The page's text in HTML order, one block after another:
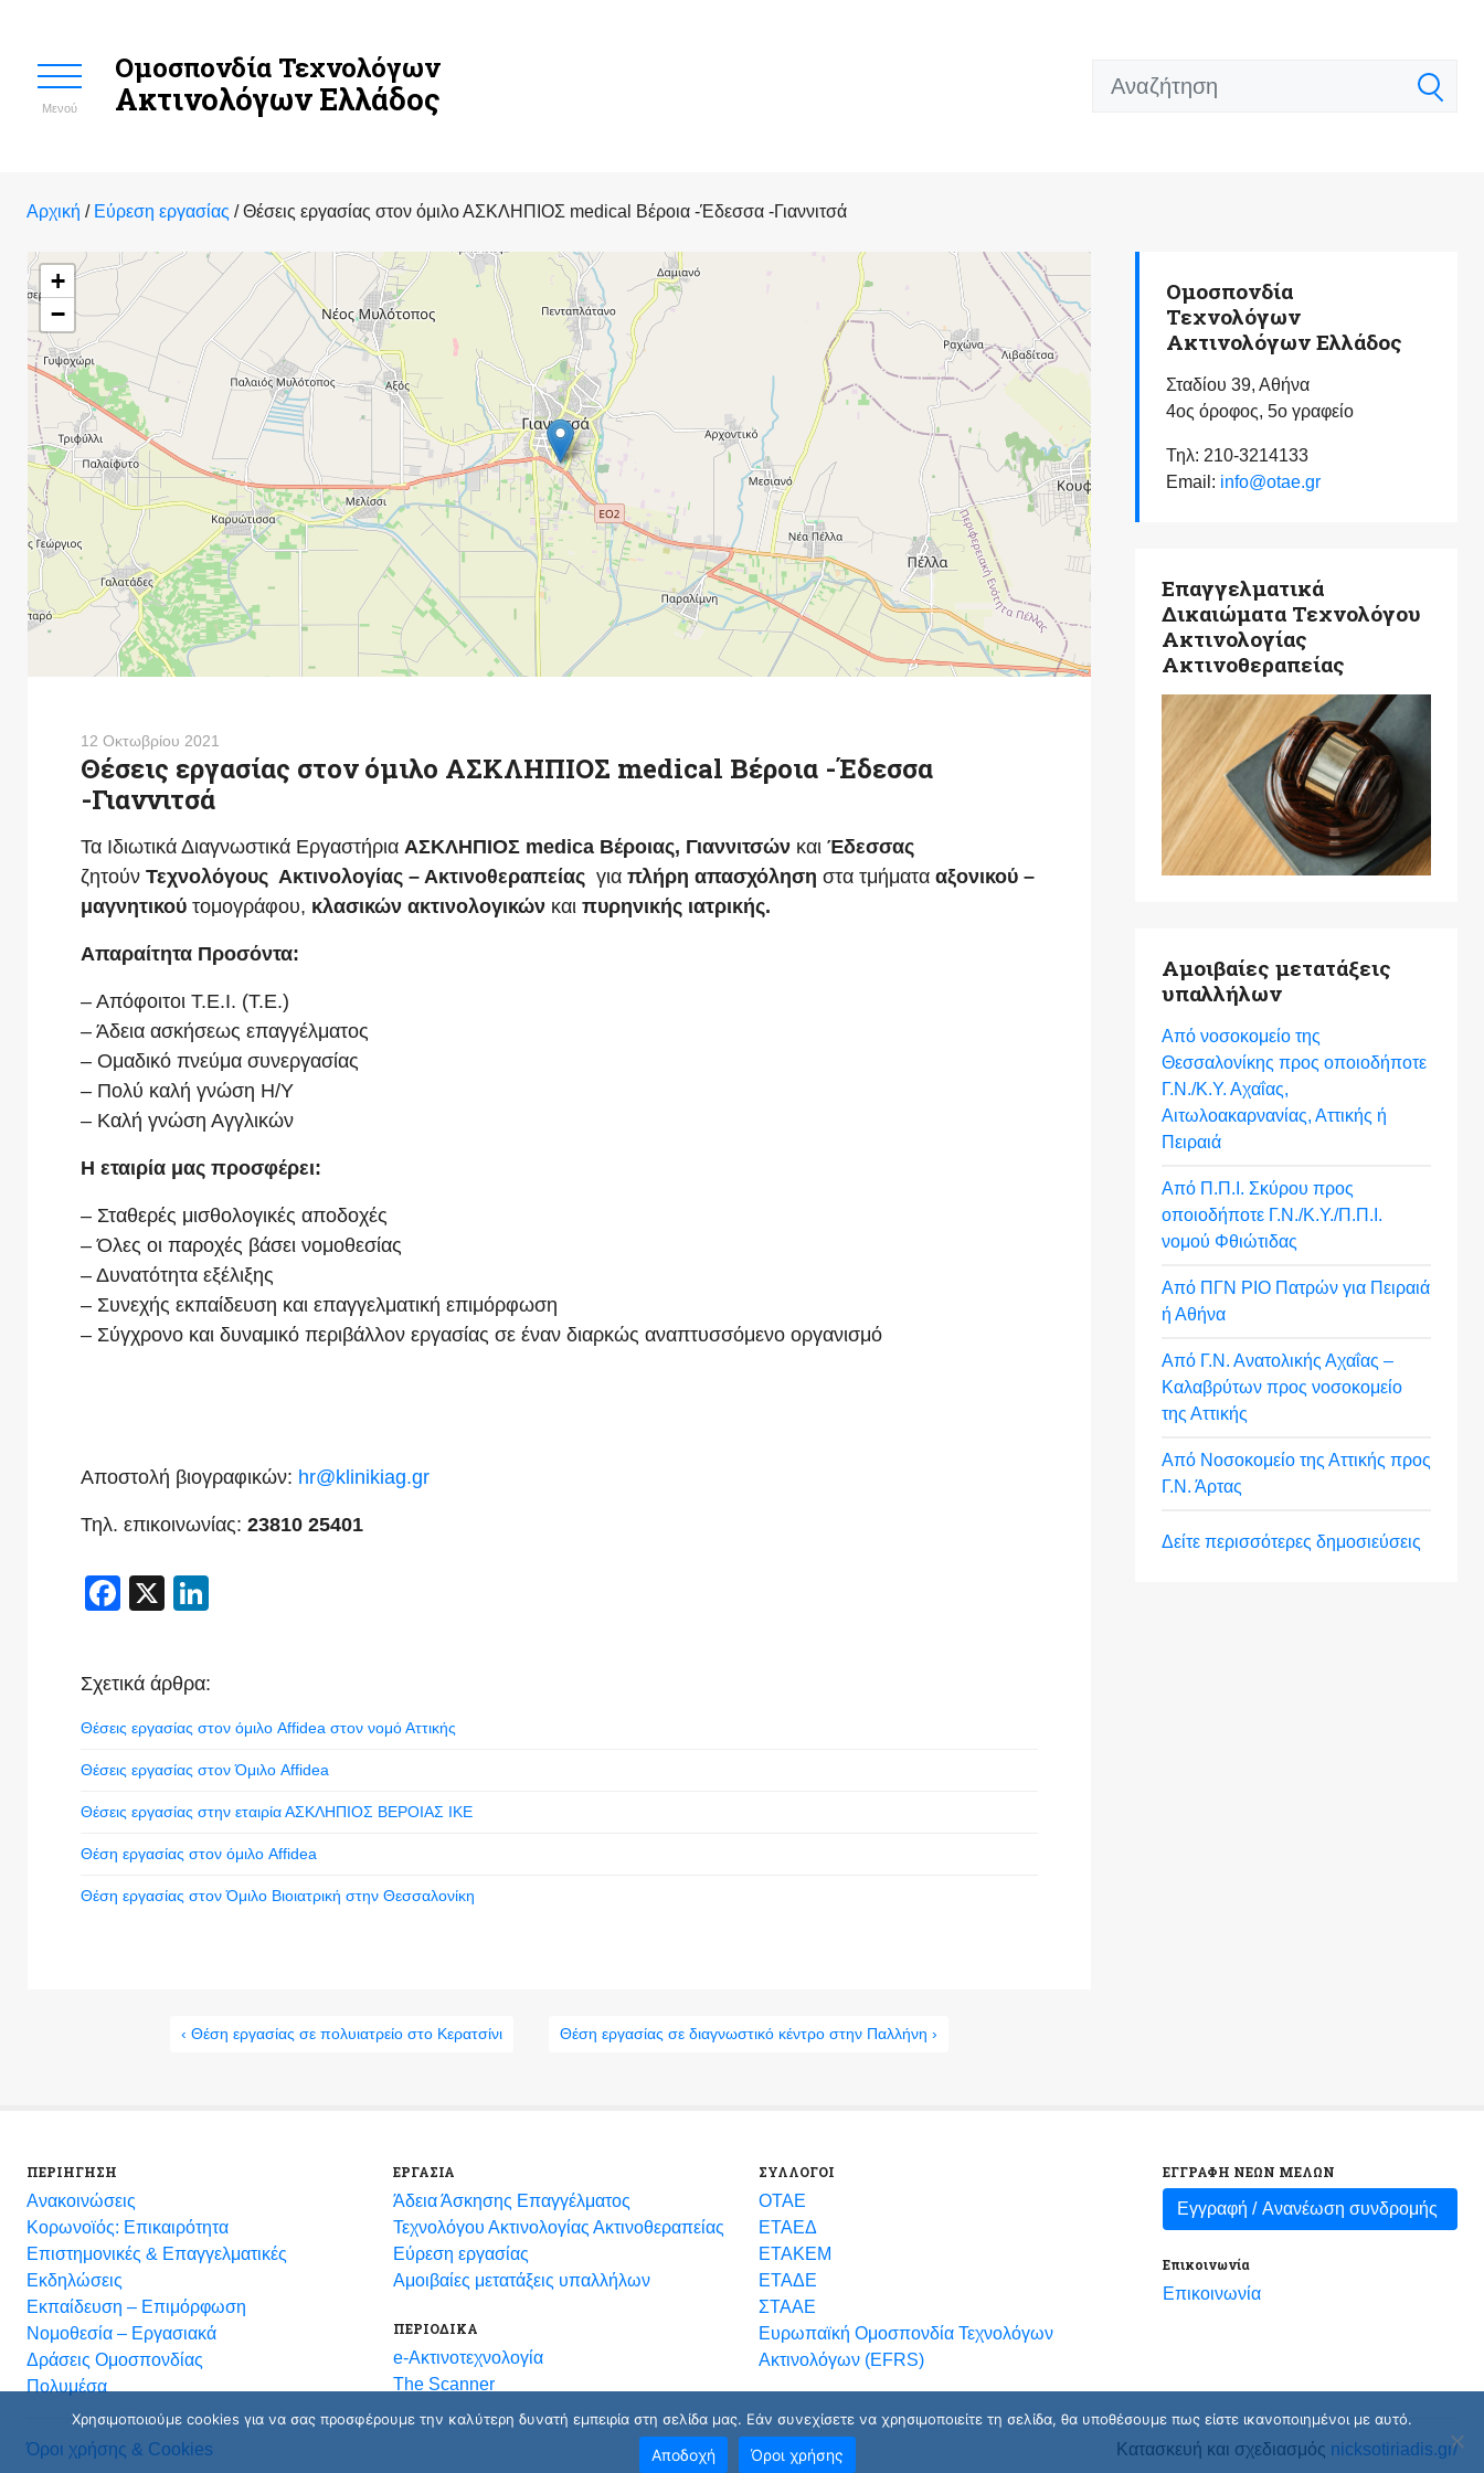
Μενού
Ομοσπονδία Τεχνολόγων
Ακτινολόγων Ελλάδος
Αρχική / Εύρεση εργασίας /Θέσεις εργασίας στον όμιλο ΑΣΚΛΗΠΙΟΣ medical Βέροια -Έδεσσα -Γιαννιτσά
+
−
12 Οκτωβρίου 2021
Θέσεις εργασίας στον όμιλο ΑΣΚΛΗΠΙΟΣ medical Βέροια -Έδεσσα
-Γιαννιτσά
Τα Ιδιωτικά Διαγνωστικά Εργαστήρια ΑΣΚΛΗΠΙΟΣ medica Βέροιας, Γιαννιτσών και Έδεσσας
ζητούν Τεχνολόγους Ακτινολογίας – Ακτινοθεραπείας για πλήρη απασχόληση στα τμήματα αξονικού –
μαγνητικού τομογράφου, κλασικών ακτινολογικών και πυρηνικής ιατρικής.
Απαραίτητα Προσόντα:
– Απόφοιτοι Τ.Ε.Ι. (Τ.Ε.)
– Άδεια ασκήσεως επαγγέλματος
– Ομαδικό πνεύμα συνεργασίας
– Πολύ καλή γνώση Η/Υ
– Καλή γνώση Αγγλικών
Η εταιρία μας προσφέρει:
– Σταθερές μισθολογικές αποδοχές
– Όλες οι παροχές βάσει νομοθεσίας
– Δυνατότητα εξέλιξης
– Συνεχής εκπαίδευση και επαγγελματική επιμόρφωση
– Σύγχρονο και δυναμικό περιβάλλον εργασίας σε έναν διαρκώς αναπτυσσόμενο οργανισμό
Αποστολή βιογραφικών: hr@klinikiag.gr
Τηλ. επικοινωνίας: 23810 25401
Facebook
X
Σχετικά άρθρα:
Θέσεις εργασίας στον όμιλο Affidea στον νομό Αττικής
Θέσεις εργασίας στον Όμιλο Affidea
Θέσεις εργασίας στην εταιρία ΑΣΚΛΗΠΙΟΣ ΒΕΡΟΙΑΣ ΙΚΕ
Θέση εργασίας στον όμιλο Affidea
Θέση εργασίας στον Όμιλο Βιοιατρική στην Θεσσαλονίκη
‹ Θέση εργασίας σε πολυιατρείο στο Κερατσίνι Θέση εργασίας σε διαγνωστικό κέντρο στην Παλλήνη ›
Ομοσπονδία
Τεχνολόγων
Ακτινολόγων Ελλάδος
Σταδίου 39, Αθήνα
4ος όροφος, 5ο γραφείο
Τηλ: 210-3214133
Email: info@otae.gr
Επαγγελματικά
Δικαιώματα Τεχνολόγου
Ακτινολογίας
Ακτινοθεραπείας
Αμοιβαίες μετατάξεις
υπαλλήλων
Από νοσοκομείο της
Θεσσαλονίκης προς οποιοδήποτε
Γ.Ν./Κ.Υ. Αχαΐας,
Αιτωλοακαρνανίας, Αττικής ή
Πειραιά
Από Π.Π.Ι. Σκύρου προς
οποιοδήποτε Γ.Ν./Κ.Υ./Π.Π.Ι.
νομού Φθιώτιδας
Από ΠΓΝ ΡΙΟ Πατρών για Πειραιά
ή Αθήνα
Από Γ.Ν. Ανατολικής Αχαΐας –
Καλαβρύτων προς νοσοκομείο
της Αττικής
Από Νοσοκομείο της Αττικής προς
Γ.Ν. Άρτας
Δείτε περισσότερες δημοσιεύσεις
ΠΕΡΙΗΓΗΣΗ
Ανακοινώσεις
Κορωνοϊός: Επικαιρότητα
Eπιστημονικές & Επαγγελματικές
Eκδηλώσεις
Εκπαίδευση – Επιμόρφωση
Νομοθεσία – Εργασιακά
Δράσεις Ομοσπονδίας
Πολυμέσα
ΕΡΓΑΣΙΑ
Άδεια Άσκησης Επαγγέλματος
Τεχνολόγου Ακτινολογίας Ακτινοθεραπείας
Εύρεση εργασίας
Αμοιβαίες μετατάξεις υπαλλήλων
ΠΕΡΙΟΔΙΚΑ
e-Ακτινοτεχνολογία
The Scanner
ΣΥΛΛΟΓΟΙ
ΟΤΑΕ
ΕΤΑΕΔ
ΕΤΑΚΕΜ
ΕΤΑΔΕ
ΣΤΑΑΕ
Ευρωπαϊκή Ομοσπονδία Τεχνολόγων
Ακτινολόγων (EFRS)
ΕΓΓΡΑΦΗ ΝΕΩΝ ΜΕΛΩΝ
Εγγραφή / Ανανέωση συνδρομής
Επικοινωνία
Επικοινωνία
Όροι χρήσης & Cookies Κατασκευή και σχεδιασμός nicksotiriadis.gr/
Χρησιμοποιούμε cookies για να σας προσφέρουμε την καλύτερη δυνατή εμπειρία στη σελίδα μας. Εάν συνεχίσετε να χρησιμοποιείτε τη σελίδα, θα υποθέσουμε πως είστε ικανοποιημένοι με αυτό.
Αποδοχή Όροι χρήσης